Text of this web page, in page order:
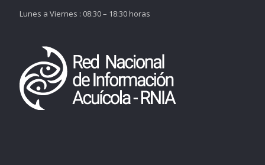
Lunes a Viernes : 08:30 – 18:30 horas